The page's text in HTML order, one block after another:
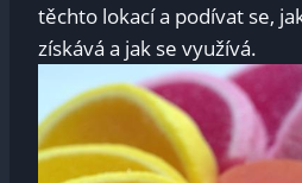
těchto lokací a podívat se,
získává a jak se využívá.